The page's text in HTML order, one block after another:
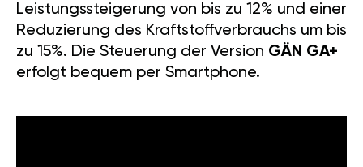
Leistungssteigerung von bis zu 12% und einer
Reduzierung des Kraftstoffverbrauchs um bis
zu 15%. Die Steuerung der Version GÄN GA+
erfolgt bequem per Smartphone.